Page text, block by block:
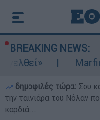
BREAKING NEWS:
Marfin:
δημοφιλές τώρα: Σου
την ταινιάρα του Νόλαν
καρδιά...